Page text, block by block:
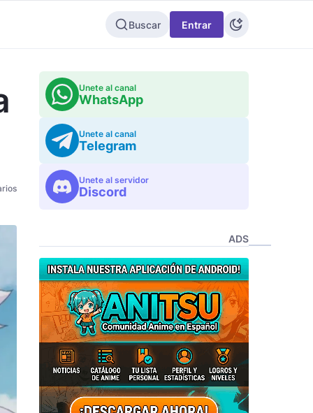
Buscar Entrar
Unete al canal
WhatsApp
Unete al canal
Telegram
Unete al servidor
Discord
ADS